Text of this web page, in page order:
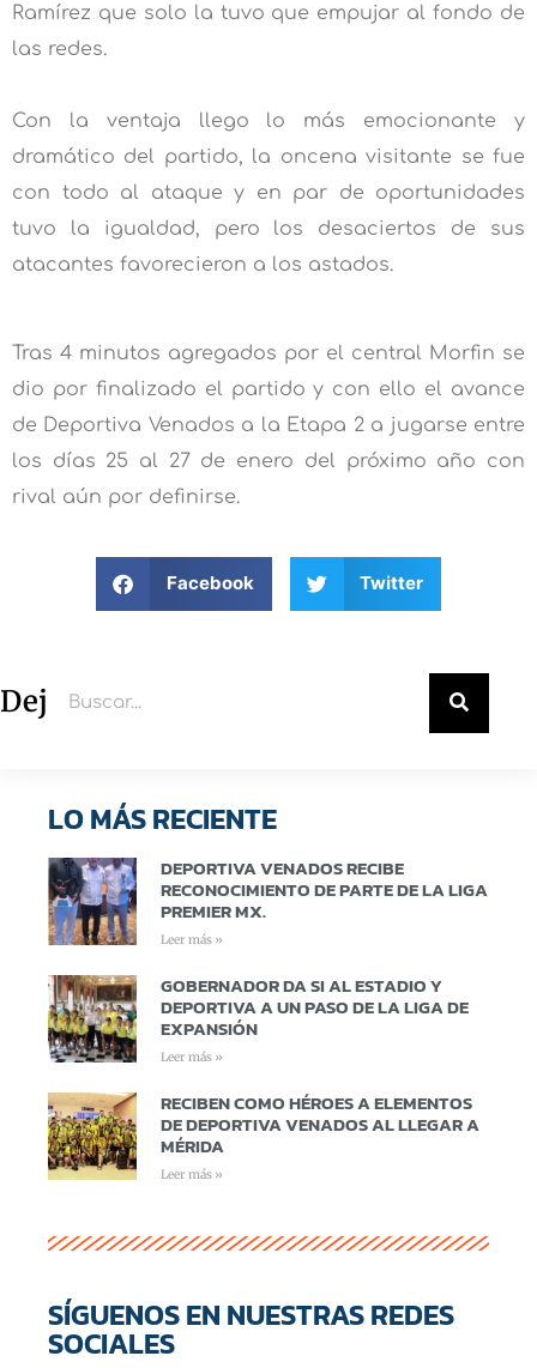
Ramírez que solo la tuvo que empujar al fondo de
las redes.
Con la ventaja llego lo más emocionante y
dramático del partido, la oncena visitante se fue
con todo al ataque y en par de oportunidades
tuvo la igualdad, pero los desaciertos de sus
atacantes favorecieron a los astados.
Tras 4 minutos agregados por el central Morfin se
dio por finalizado el partido y con ello el avance
de Deportiva Venados a la Etapa 2 a jugarse entre
los días 25 al 27 de enero del próximo año con
rival aún por definirse.
Facebook Twitter
Deja un comentario
LO MÁS RECIENTE
DEPORTIVA VENADOS RECIBE
RECONOCIMIENTO DE PARTE DE LA LIGA
PREMIER MX.
Leer más »
GOBERNADOR DA SI AL ESTADIO Y
DEPORTIVA A UN PASO DE LA LIGA DE
EXPANSIÓN
Leer más »
RECIBEN COMO HÉROES A ELEMENTOS
DE DEPORTIVA VENADOS AL LLEGAR A
MÉRIDA
Leer más »
SÍGUENOS EN NUESTRAS REDES
SOCIALES